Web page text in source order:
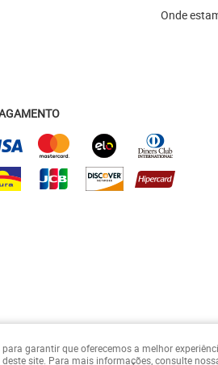
Onde
garantir que oferecemos a melhor
site. Para mais informações, consulte